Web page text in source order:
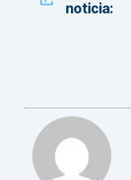
noticia: